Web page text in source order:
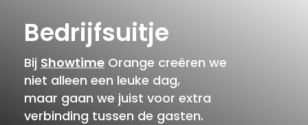
Bedrijfsuitje
Bij Showtime Orange creëren we
niet alleen een leuke dag,
maar gaan we juist voor extra
verbinding tussen de gasten.